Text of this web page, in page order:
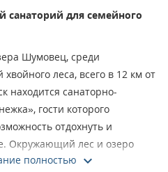
санаторий для семейного
Шумовец, среди
леса, всего в 12 км от
находится санаторно-
гости которого
отдохнуть и
Окружающий лес и озеро
благотворное влияние на
полностью